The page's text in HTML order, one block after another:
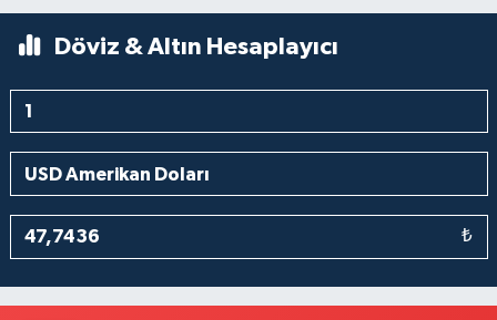
Döviz & Altın Hesaplayıcı
₺